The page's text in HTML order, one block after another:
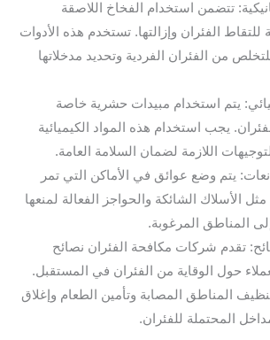
تتضمن استخدام الفخاخ اللاصقة
للتقاط الفئران وإزالتها. تستخدم هذه الأدوات
من الفئران الفردية وتحديد مدخلاتها
يتم استخدام مبيدات حشرية خاصة
يجب استخدام هذه المواد الكيميائية
اللازمة لضمان السلامة العامة.
يتم وضع عوائق في الأماكن التي تمر
مثل الأسلاك الشائكة والحواجز الفعالة لمنعها
المناطق المرغوبة.
تقدم شركات مكافحة الفئران نصائح
حول الوقاية من الفئران في المستقبل.
المناطق المصابة وتأمين الطعام وإغلاق
المحتملة للفئران.